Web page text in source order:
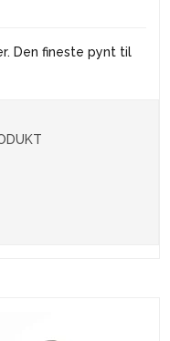
Den fineste pynt til